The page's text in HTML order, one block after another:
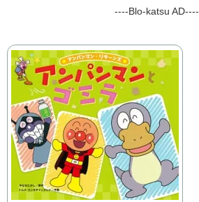
----Blo-katsu AD----